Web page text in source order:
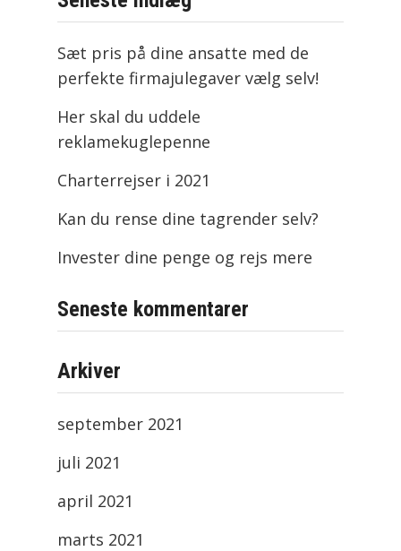
Sæt pris på dine ansatte med de
perfekte firmajulegaver vælg selv!
Her skal du uddele
reklamekuglepenne
Charterrejser i 2021
Kan du rense dine tagrender selv?
Invester dine penge og rejs mere
Seneste kommentarer
Arkiver
september 2021
juli 2021
april 2021
marts 2021